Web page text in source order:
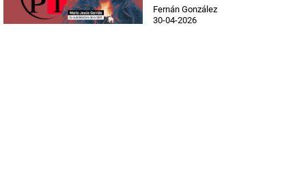
Fernán González
30-04-2026